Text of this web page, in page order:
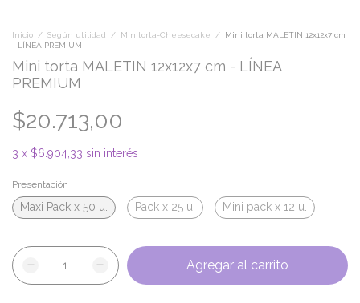
Inicio / Según utilidad / Minitorta-Cheesecake /
Mini torta MALETIN 12x12x7 cm
- LÍNEA PREMIUM
Mini torta MALETIN 12x12x7 cm - LÍNEA
PREMIUM
$20.713,00
3 x $6.904,33 sin interés
Presentación
Maxi Pack x 50 u. Pack x 25 u. Mini pack x 12 u.